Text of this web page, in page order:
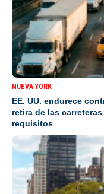
NUEVA YORK
EE. UU. endurece
retira de las
requisitos